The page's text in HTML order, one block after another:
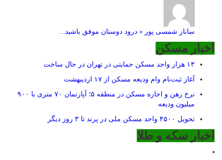
ساناز شمسی پور » درود دوستان موفق باشید...
اخبار مسکن
۱۳ هزار واحد مسکن حمایتی در تهران در حال ساخت
آغاز ثبت‌نام وام ودیعه مسکن از ۱۷ اردیبهشت
نرخ‌ رهن و اجاره مسکن در منطقه ۵؛ آپارتمان ۷۰ متری با ۹۰۰
میلیون ودیعه
تحویل ۴۵۰۰ واحد مسکن ملی در پرند تا ۳ روز دیگر
اخبار سکه و طلا